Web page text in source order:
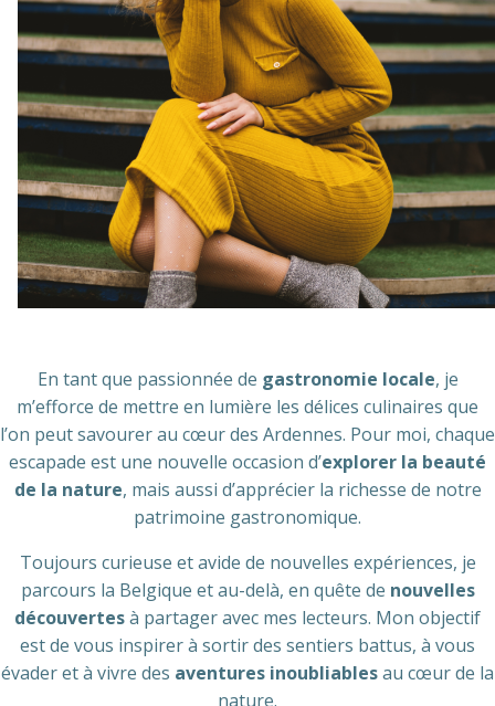
En tant que passionnée de gastronomie locale, je
m’efforce de mettre en lumière les délices culinaires que
l’on peut savourer au cœur des Ardennes. Pour moi, chaque
escapade est une nouvelle occasion d’explorer la beauté
de la nature, mais aussi d’apprécier la richesse de notre
patrimoine gastronomique.
Toujours curieuse et avide de nouvelles expériences, je
parcours la Belgique et au-delà, en quête de nouvelles
découvertesà partager avec mes lecteurs. Mon objectif
est de vous inspirer à sortir des sentiers battus, à vous
évader et à vivre des aventures inoubliablesau cœur de la
nature.